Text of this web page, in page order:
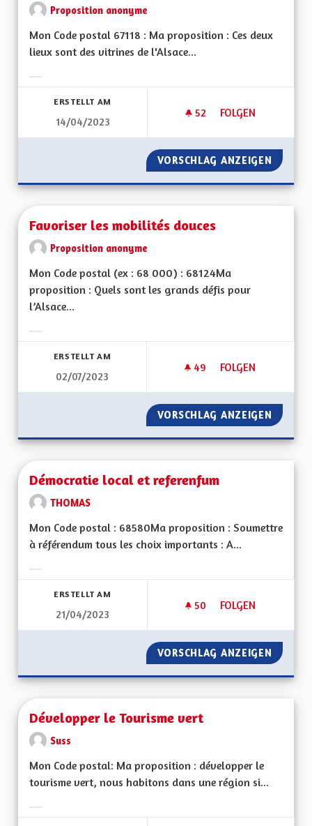
Proposition anonyme
Mon Code postal 67118 : Ma proposition : Ces deux
lieux sont des vitrines de l'Alsace...
ERSTELLT AM
14/04/2023
52 52 FOLLOWER
FOLGEN
ECOMUSÉE
VORSCHLAG ANZEIGEN
Favoriser les mobilités douces
Proposition anonyme
Mon Code postal (ex : 68 000) : 68124Ma
proposition : Quels sont les grands défis pour
l’Alsace...
ERSTELLT AM
02/07/2023
49 49 FOLLOWER
FOLGEN
FAVORISER LES
VORSCHLAG ANZEIGEN
Démocratie local et referenfum
THOMAS
Mon Code postal : 68580Ma proposition : Soumettre
à référendum tous les choix importants : A...
ERSTELLT AM
21/04/2023
50 50 FOLLOWER
FOLGEN
DÉMOCRATIE
VORSCHLAG ANZEIGEN
Développer le Tourisme vert
Suss
Mon Code postal: Ma proposition : développer le
tourisme vert, nous habitons dans une région si...